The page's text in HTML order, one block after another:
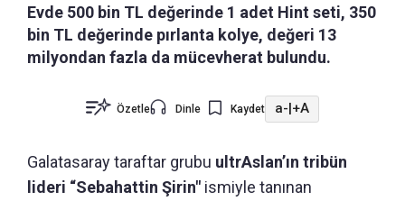
Evde 500 bin TL değerinde 1 adet Hint seti, 350
bin TL değerinde pırlanta kolye, değeri 13
milyondan fazla da mücevherat bulundu.
Özetle Dinle Kaydet a-|+A
Galatasaray taraftar grubu ultrAslan’ın tribün
lideri “Sebahattin Şirin" ismiyle tanınan